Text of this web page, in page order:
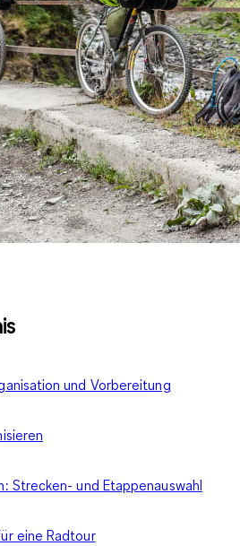
und Vorbereitung
Strecken- und Etappenauswahl
eine Radtour